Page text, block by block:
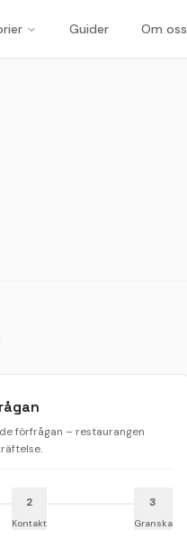
Guider Om oss
förfrågan – restaurangen
2
Kontakt
3
Granska